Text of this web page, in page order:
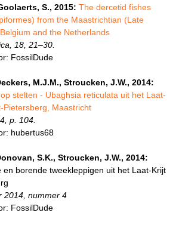
S., 2015: The dercetid fishes
from the Maastrichtian (Late
and the Netherlands
18, 21–30.
FossilDude
M.J.M., Stroucken, J.W., 2014:
stelten - Ubaghsia reticulata uit het Laat-
Pietersberg, Maastricht
p. 104.
hubertus68
S.K., Stroucken, J.W., 2014:
en borende tweekleppigen uit het Laat-Krijt
2014, nummer 4
FossilDude